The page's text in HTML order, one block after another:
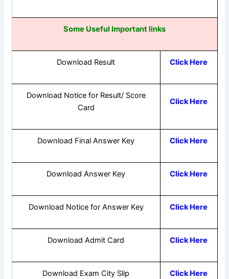
Some Useful Important links
Download Result Click Here
Download Notice for Result/ Score
Card
Click Here
Download Final Answer Key Click Here
Download Answer Key Click Here
Download Notice for Answer Key Click Here
Download Admit Card Click Here
Download Exam City Slip Click Here